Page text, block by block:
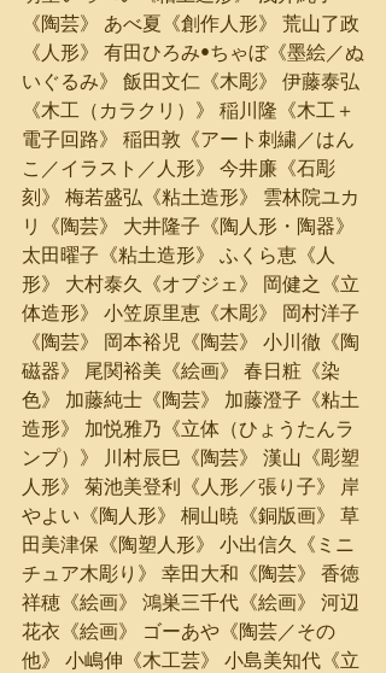
《陶芸》 あべ夏《創作人形》 荒山了政
《人形》 有田ひろみ•ちゃぼ《墨絵／ぬ
いぐるみ》 飯田文仁《木彫》 伊藤泰弘
《木工（カラクリ）》 稲川隆《木工＋
電子回路》 稲田敦《アート刺繍／はん
こ／イラスト／人形》 今井廉《石彫
刻》 梅若盛弘《粘土造形》 雲林院ユカ
リ《陶芸》 大井隆子《陶人形・陶器》
太田曜子《粘土造形》 ふくら恵《人
形》 大村泰久《オブジェ》 岡健之《立
体造形》 小笠原里恵《木彫》 岡村洋子
《陶芸》 岡本裕児《陶芸》 小川徹《陶
磁器》 尾関裕美《絵画》 春日粧《染
色》 加藤純士《陶芸》 加藤澄子《粘土
造形》 加悦雅乃《立体（ひょうたんラ
ンプ）》 川村辰巳《陶芸》 漢山《彫塑
人形》 菊池美登利《人形／張り子》 岸
やよい《陶人形》 桐山暁《銅版画》 草
田美津保《陶塑人形》 小出信久《ミニ
チュア木彫り》 幸田大和《陶芸》 香徳
祥穂《絵画》 鴻巣三千代《絵画》 河辺
花衣《絵画》 ゴーあや《陶芸／その
他》 小嶋伸《木工芸》 小島美知代《立